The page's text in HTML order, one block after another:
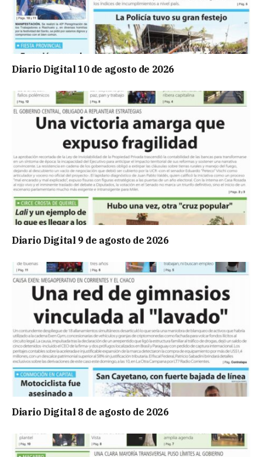
Diario Digital 10 de agosto de 2026
Diario Digital 9 de agosto de 2026
Diario Digital 8 de agosto de 2026